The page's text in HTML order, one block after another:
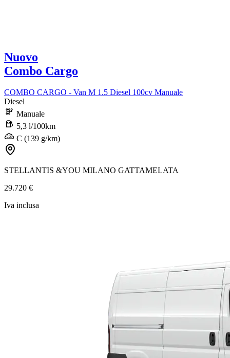
Nuovo
Combo Cargo
COMBO CARGO - Van M 1.5 Diesel 100cv Manuale
Diesel
Manuale
5,3 l/100km
C (139 g/km)
STELLANTIS &YOU MILANO GATTAMELATA
29.720 €
Iva inclusa